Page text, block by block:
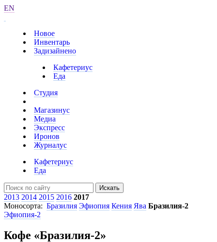
EN
Новое
Инвентарь
Задизайнено
Кафетериус
Еда
Студия
Магазинус
Медиа
Экспресс
Иронов
Журналус
Кафетериус
Еда
Искать
2013 2014 2015 2016 2017
Моносорта: Бразилия Эфиопия Кения Ява Бразилия-2
Эфиопия-2
Кофе «Бразилия-2»